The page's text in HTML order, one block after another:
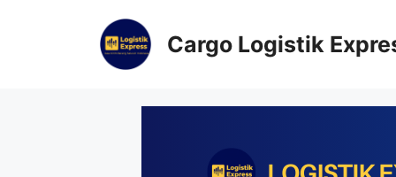
Cargo Logistik